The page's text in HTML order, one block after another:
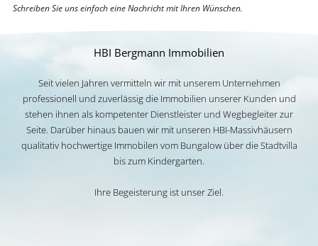
Schreiben Sie uns einfach eine Nachricht mit Ihren Wünschen.
HBI Bergmann Immobilien
Seit vielen Jahren vermitteln wir mit unserem Unternehmen
professionell und zuverlässig die Immobilien unserer Kunden und
stehen ihnen als kompetenter Dienstleister und Wegbegleiter zur
Seite. Darüber hinaus bauen wir mit unseren HBI-Massivhäusern
qualitativ hochwertige Immobilen vom Bungalow über die Stadtvilla
bis zum Kindergarten.
Ihre Begeisterung ist unser Ziel.